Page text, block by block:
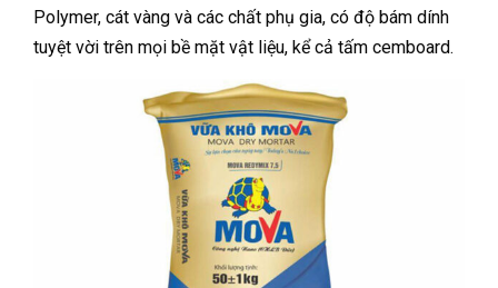
Polymer, cát vàng và các chất phụ gia, có độ bám dính
tuyệt vời trên mọi bề mặt vật liệu, kể cả tấm cemboard.